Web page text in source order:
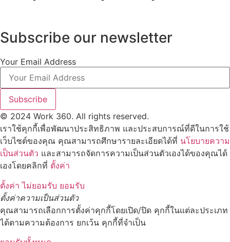
Subscribe our newsletter
Your Email Address
Subscribe
© 2024 Work 360. All rights reserved.
เราใช้คุกกี้เพื่อพัฒนาประสิทธิภาพ และประสบการณ์ที่ดีในการใช้
เว็บไซต์ของคุณ คุณสามารถศึกษารายละเอียดได้ที่ นโยบายความ
เป็นส่วนตัว และสามารถจัดการความเป็นส่วนตัวเองได้ของคุณได้
เองโดยคลิกที่ ตั้งค่า
ตั้งค่า ไม่ยอมรับ ยอมรับ
ตั้งค่าความเป็นส่วนตัว
คุณสามารถเลือกการตั้งค่าคุกกี้โดยเปิด/ปิด คุกกี้ในแต่ละประเภท
ได้ตามความต้องการ ยกเว้น คุกกี้ที่จำเป็น